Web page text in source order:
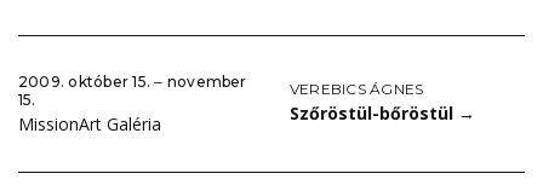
2009. október 15. ‒ november
15.
MissionArt Galéria
VEREBICS ÁGNES
Szőröstül-bőröstül →